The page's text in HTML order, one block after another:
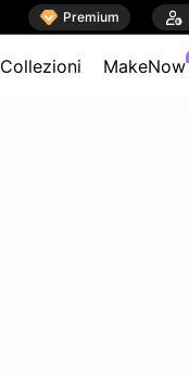
 Premium 
Collezioni MakeNow